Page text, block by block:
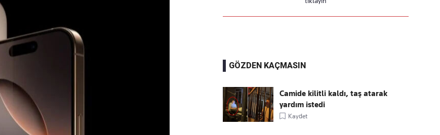
GÖZDEN KAÇMASIN
Camide kilitli kaldı, taş atarak
yardım istedi
Kaydet